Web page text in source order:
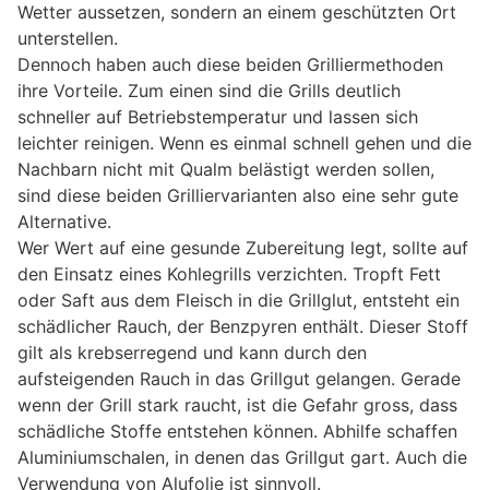
Wetter aussetzen, sondern an einem geschützten Ort
unterstellen.
Dennoch haben auch diese beiden Grilliermethoden
ihre Vorteile. Zum einen sind die Grills deutlich
schneller auf Betriebstemperatur und lassen sich
leichter reinigen. Wenn es einmal schnell gehen und die
Nachbarn nicht mit Qualm belästigt werden sollen,
sind diese beiden Grilliervarianten also eine sehr gute
Alternative.
Wer Wert auf eine gesunde Zubereitung legt, sollte auf
den Einsatz eines Kohlegrills verzichten. Tropft Fett
oder Saft aus dem Fleisch in die Grillglut, entsteht ein
schädlicher Rauch, der Benzpyren enthält. Dieser Stoff
gilt als krebserregend und kann durch den
aufsteigenden Rauch in das Grillgut gelangen. Gerade
wenn der Grill stark raucht, ist die Gefahr gross, dass
schädliche Stoffe entstehen können. Abhilfe schaffen
Aluminiumschalen, in denen das Grillgut gart. Auch die
Verwendung von Alufolie ist sinnvoll.